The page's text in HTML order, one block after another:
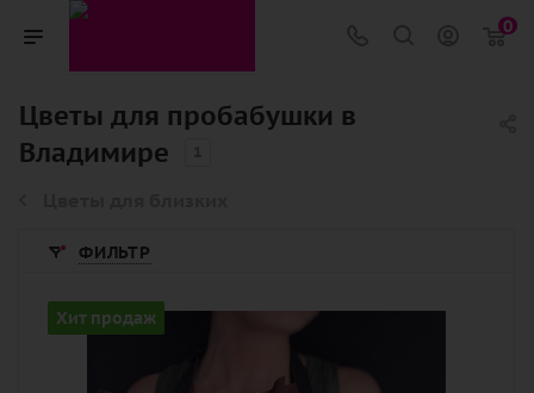
0
Цветы для пробабушки в
Владимире
ФИЛЬТР
Хит продаж
Количество
9